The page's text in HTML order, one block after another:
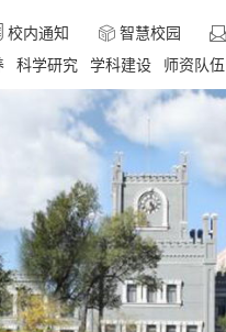
校内通知 智慧校园
科学研究 学科建设 师资队伍